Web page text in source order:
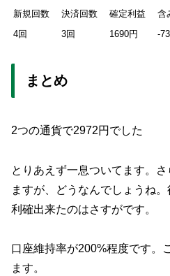
新規回数 決済回数 確定利益 含
4回
3回 1690円 -
まとめ
2つの通貨で2972円でした
とりあえず一息ついてます。
ますが、どうなんでしょうね
利確出来たのはさすがです。
口座維持率が200%程度です。
ます。